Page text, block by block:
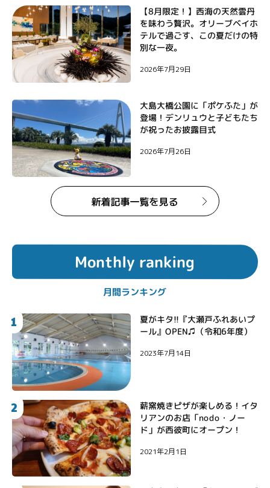
【8月限定！】西海の天然雲丹
を味わう贅沢。オリーブベイホ
テルで過ごす、この夏だけの特
別な一夜。
2026年7月29日
大島大橋公園に「ポケふた」が
登場！デンリュウと子どもたち
が祝ったお披露目式
2026年7月26日
Monthly ranking
月間ランキング
1 夏がキタ!!『大瀬戸ふれあいプ
ール』OPEN♫（令和6年度）
2023年7月14日
2 薪窯焼きピザが楽しめる！イタ
リアンのお店「nodo・ノー
ド」が西彼町にオープン！
2021年2月1日